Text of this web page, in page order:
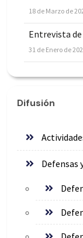
18 de Marzo de
Entrevista de
31 de Enero de
Difusión
Defensas